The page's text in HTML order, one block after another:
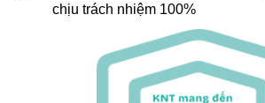
chịu trách nhiệm 100%